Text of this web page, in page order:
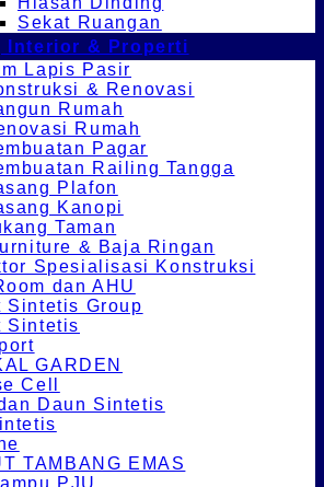
Sekat Ruangan
Interior & Properti
Lapis Pasir
& Renovasi
Rumah
Rumah
Pagar
Railing Tangga
Plafon
Kanopi
Taman
& Baja Ringan
Spesialisasi Konstruksi
dan AHU
Sintetis Group
Sintetis
GARDEN
Cell
Daun Sintetis
TAMBANG EMAS
PJU